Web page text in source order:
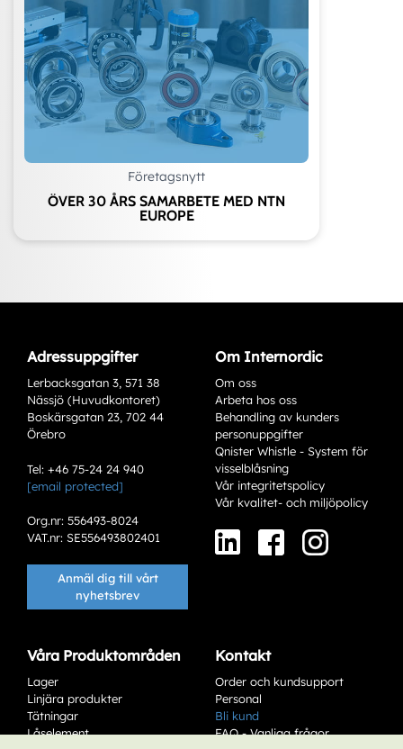
Företagsnytt
ÖVER 30 ÅRS SAMARBETE MED NTN
EUROPE
Varianter
Add to existing cart row
Add as new cart row
Adressuppgifter
Lerbacksgatan 3, 571 38
Nässjö (Huvudkontoret)
Boskärsgatan 23, 702 44
Örebro
Tel: +46 75-24 24 940
[email protected]
Org.nr: 556493-8024
VAT.nr: SE556493802401
Anmäl dig till vårt
nyhetsbrev
Om Internordic
Om oss
Arbeta hos oss
Behandling av kunders
personuppgifter
Qnister Whistle - System för
visselblåsning
Vår integritetspolicy
Vår kvalitet- och miljöpolicy
Våra Produktområden
Lager
Linjära produkter
Tätningar
Låselement
Kontakt
Order och kundsupport
Personal
Bli kund
FAQ - Vanliga frågor